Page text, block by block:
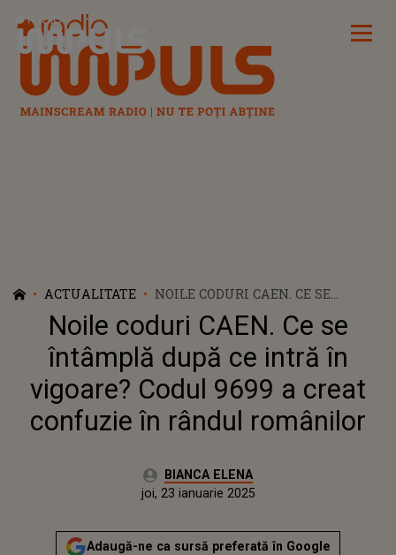
Radio Impuls
ACTUALITATE
NOILE CODURI CAEN. CE SE
ÎNTÂMPLĂ DUPĂ CE INTRĂ ÎN
VIGOARE? CODUL 9699 A CREAT
CONFUZIE ÎN RÂNDUL
ROMÂNILOR
Noile coduri CAEN. Ce se
întâmplă după ce intră în
vigoare? Codul 9699 a creat
confuzie în rândul românilor
Autor:BIANCA ELENA
Actualizat:
joi, 23 ianuarie 2025
Adaugă-ne ca sursă preferată în Google